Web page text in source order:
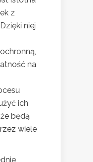
z
niej
na
ich
będą
wiele